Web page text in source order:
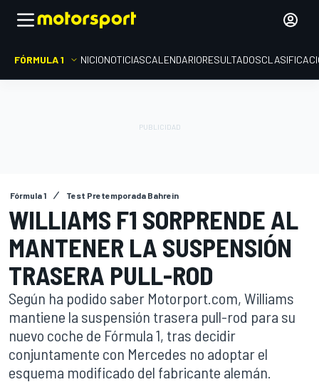
FÓRMULA 1 INICIONOTICIASCALENDARIORESULTADOS
Fórmula 1 Test Pretemporada Bahrein
WILLIAMS F1 SORPRENDE AL
MANTENER LA SUSPENSIÓN
TRASERA PULL-ROD
Según ha podido saber Motorport.com, Williams
mantiene la suspensión trasera pull-rod para su
nuevo coche de Fórmula 1, tras decidir
conjuntamente con Mercedes no adoptar el
esquema modificado del fabricante alemán.